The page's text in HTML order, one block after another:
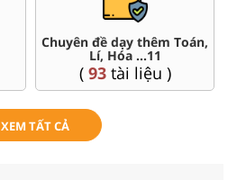
Chuyên đề dạy thêm Toán,
Lí, Hóa ...11
( 93tài liệu )
XEM TẤT CẢ